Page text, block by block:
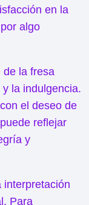
en la
algo
de la fresa
la indulgencia.
el deseo de
reflejar
y
interpretación
Para